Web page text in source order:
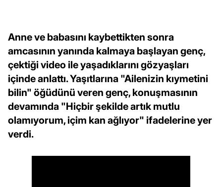
Anne ve babasını kaybettikten sonra
amcasının yanında kalmaya başlayan genç,
çektiği video ile yaşadıklarını gözyaşları
içinde anlattı. Yaşıtlarına "Ailenizin kıymetini
bilin" öğüdünü veren genç, konuşmasının
devamında "Hiçbir şekilde artık mutlu
olamıyorum, içim kan ağlıyor" ifadelerine yer
verdi.